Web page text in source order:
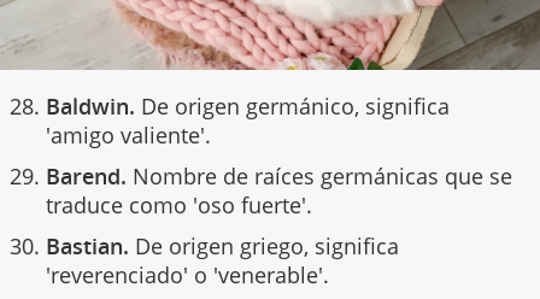
Baldwin. De origen germánico, significa
'amigo valiente'.
Barend. Nombre de raíces germánicas que se
traduce como 'oso fuerte'.
Bastian. De origen griego, significa
'reverenciado' o 'venerable'.